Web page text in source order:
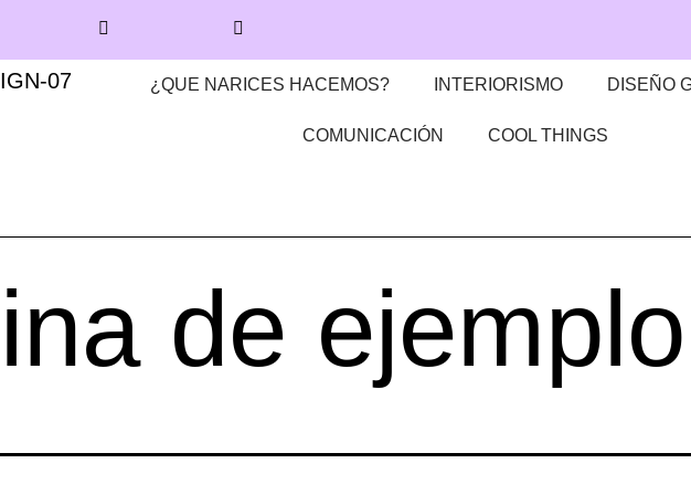
¿QUE NARICES HACEMOS? INTERIORISMO DISEÑO
COMUNICACIÓN COOL THINGS
de ejemplo